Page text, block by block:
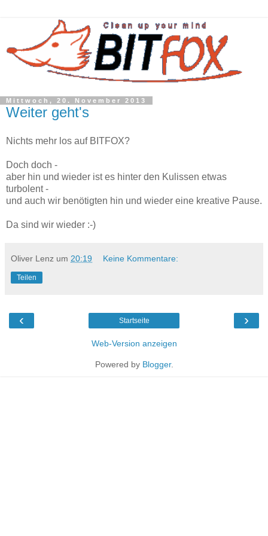
Mittwoch, 20. November 2013
Weiter geht's
Nichts mehr los auf BITFOX?
Doch doch -
aber hin und wieder ist es hinter den Kulissen etwas
turbolent -
und auch wir benötigten hin und wieder eine kreative Pause.
Da sind wir wieder :-)
Oliver Lenz um 20:19 Keine Kommentare:
Teilen
‹ ›
Startseite
Web-Version anzeigen
Powered by Blogger.